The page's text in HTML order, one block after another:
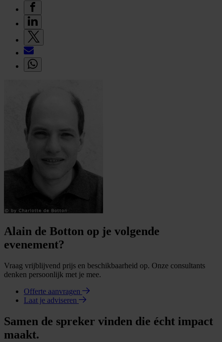
Alain de Botton op je volgende
evenement?
Vraag vrijblijvend prijs en beschikbaarheid op. Onze consultants
denken persoonlijk met je mee.
Offerte aanvragen
Laat je adviseren
Samen de spreker vinden die écht impact
maakt.